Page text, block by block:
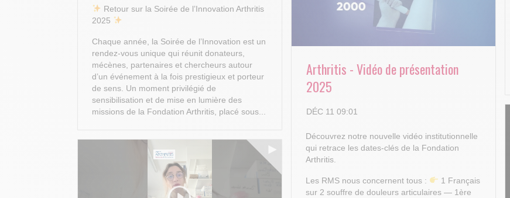
​ Retour sur la Soirée de l’Innovation Arthritis
2025
Chaque année, la Soirée de l’Innovation est un
rendez-vous unique qui réunit donateurs,
mécènes, partenaires et chercheurs autour
d’un événement à la fois prestigieux et porteur
de sens. Un moment privilégié de
sensibilisation et de mise en lumière des
missions de la Fondation Arthritis, placé sous...
Arthritis - Vidéo de présentation
2025
DÉC 11 09:01
Découvrez notre nouvelle vidéo institutionnelle
qui retrace les dates-clés de la Fondation
Arthritis.
Les RMS nous concernent tous :
1 Français
sur 2 souffre de douleurs articulaires — 1ère